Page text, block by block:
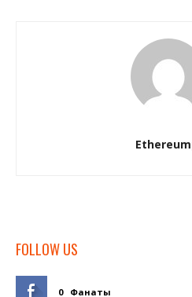
FOLLOW US
0 Фанаты